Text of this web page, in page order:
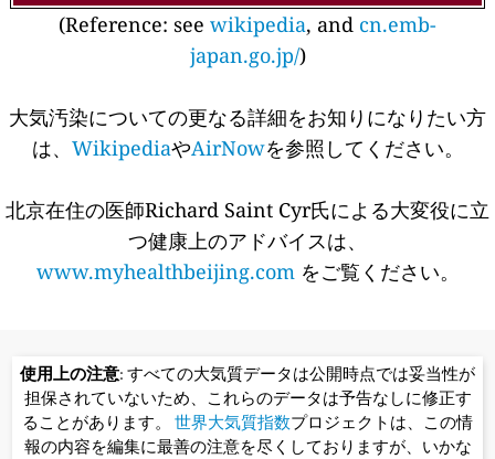
(Reference: see wikipedia, and cn.emb-
japan.go.jp/)
大気汚染についての更なる詳細をお知りになりたい方
は、 WikipediaやAirNowを参照してください。
北京在住の医師Richard Saint Cyr氏による大変役に立
つ健康上のアドバイスは、
www.myhealthbeijing.com をご覧ください。
使用上の注意: すべての大気質データは公開時点では妥当性が
担保されていないため、これらのデータは予告なしに修正す
ることがあります。 世界大気質指数プロジェクトは、この情
報の内容を編集に最善の注意を尽くしておりますが、いかな